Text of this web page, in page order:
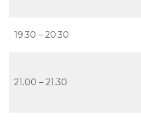
19.30 – 20.30
21.00 – 21.30